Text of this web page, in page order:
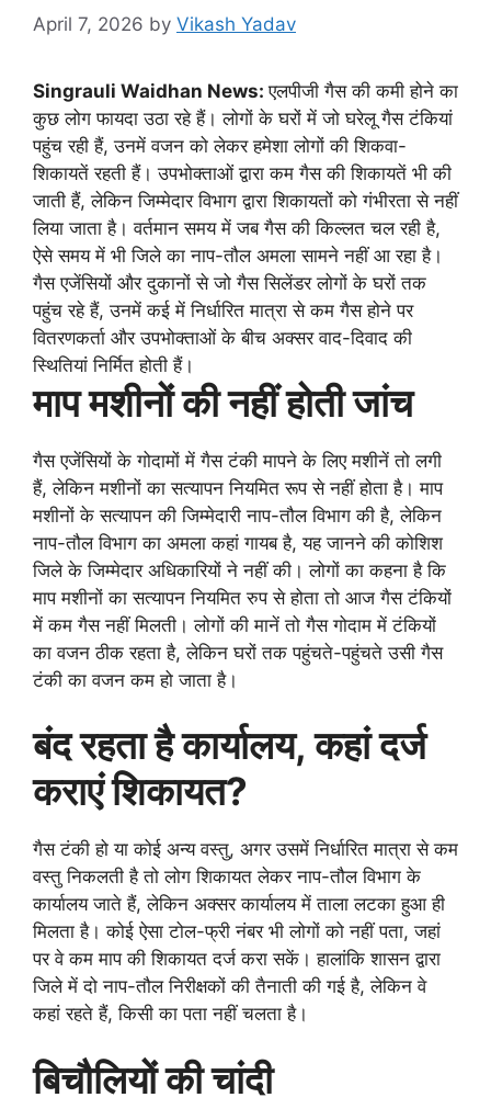
April 7, 2026 by Vikash Yadav
Singrauli Waidhan News:एलपीजी गैस की कमी होने का
कुछ लोग फायदा उठा रहे हैं। लोगों के घरों में जो घरेलू गैस टंकियां
पहुंच रही हैं, उनमें वजन को लेकर हमेशा लोगों की शिकवा-
शिकायतें रहती हैं। उपभोक्ताओं द्वारा कम गैस की शिकायतें भी की
जाती हैं, लेकिन जिम्मेदार विभाग द्वारा शिकायतों को गंभीरता से नहीं
लिया जाता है। वर्तमान समय में जब गैस की किल्लत चल रही है,
ऐसे समय में भी जिले का नाप-तौल अमला सामने नहीं आ रहा है।
गैस एजेंसियों और दुकानों से जो गैस सिलेंडर लोगों के घरों तक
पहुंच रहे हैं, उनमें कई में निर्धारित मात्रा से कम गैस होने पर
वितरणकर्ता और उपभोक्ताओं के बीच अक्सर वाद-दिवाद की
स्थितियां निर्मित होती हैं।
माप मशीनों की नहीं होती जांच
गैस एजेंसियों के गोदामों में गैस टंकी मापने के लिए मशीनें तो लगी
हैं, लेकिन मशीनों का सत्यापन नियमित रूप से नहीं होता है। माप
मशीनों के सत्यापन की जिम्मेदारी नाप-तौल विभाग की है, लेकिन
नाप-तौल विभाग का अमला कहां गायब है, यह जानने की कोशिश
जिले के जिम्मेदार अधिकारियों ने नहीं की। लोगों का कहना है कि
माप मशीनों का सत्यापन नियमित रुप से होता तो आज गैस टंकियों
में कम गैस नहीं मिलती। लोगों की मानें तो गैस गोदाम में टंकियों
का वजन ठीक रहता है, लेकिन घरों तक पहुंचते-पहुंचते उसी गैस
टंकी का वजन कम हो जाता है।
बंद रहता है कार्यालय, कहां दर्ज
कराएं शिकायत?
गैस टंकी हो या कोई अन्य वस्तु, अगर उसमें निर्धारित मात्रा से कम
वस्तु निकलती है तो लोग शिकायत लेकर नाप-तौल विभाग के
कार्यालय जाते हैं, लेकिन अक्सर कार्यालय में ताला लटका हुआ ही
मिलता है। कोई ऐसा टोल-फ्री नंबर भी लोगों को नहीं पता, जहां
पर वे कम माप की शिकायत दर्ज करा सकें। हालांकि शासन द्वारा
जिले में दो नाप-तौल निरीक्षकों की तैनाती की गई है, लेकिन वे
कहां रहते हैं, किसी का पता नहीं चलता है।
बिचौलियों की चांदी